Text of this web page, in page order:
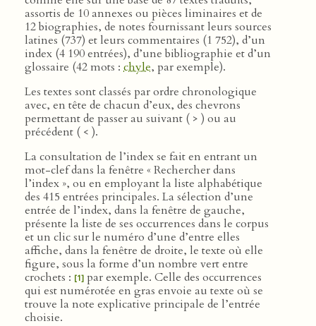
assortis de 10 annexes ou pièces liminaires et de
12 biographies, de notes fournissant leurs sources
latines (737) et leurs commentaires (1 752), d’un
index (4 190 entrées), d’une bibliographie et d’un
glossaire (42 mots : chyle, par exemple).
Les textes sont classés par ordre chronologique
avec, en tête de chacun d’eux, des chevrons
permettant de passer au suivant ( > ) ou au
précédent ( < ).
La consultation de l’index se fait en entrant un
mot-clef dans la fenêtre « Rechercher dans
l’index », ou en employant la liste alphabétique
des 415 entrées principales. La sélection d’une
entrée de l’index, dans la fenêtre de gauche,
présente la liste de ses occurrences dans le corpus
et un clic sur le numéro d’une d’entre elles
affiche, dans la fenêtre de droite, le texte où elle
figure, sous la forme d’un nombre vert entre
crochets : [1] par exemple. Celle des occurrences
qui est numérotée en gras envoie au texte où se
trouve la note explicative principale de l’entrée
choisie.